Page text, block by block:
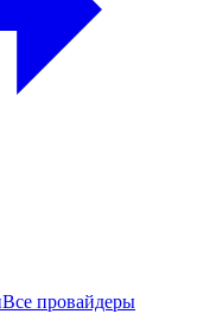
Все провайдеры